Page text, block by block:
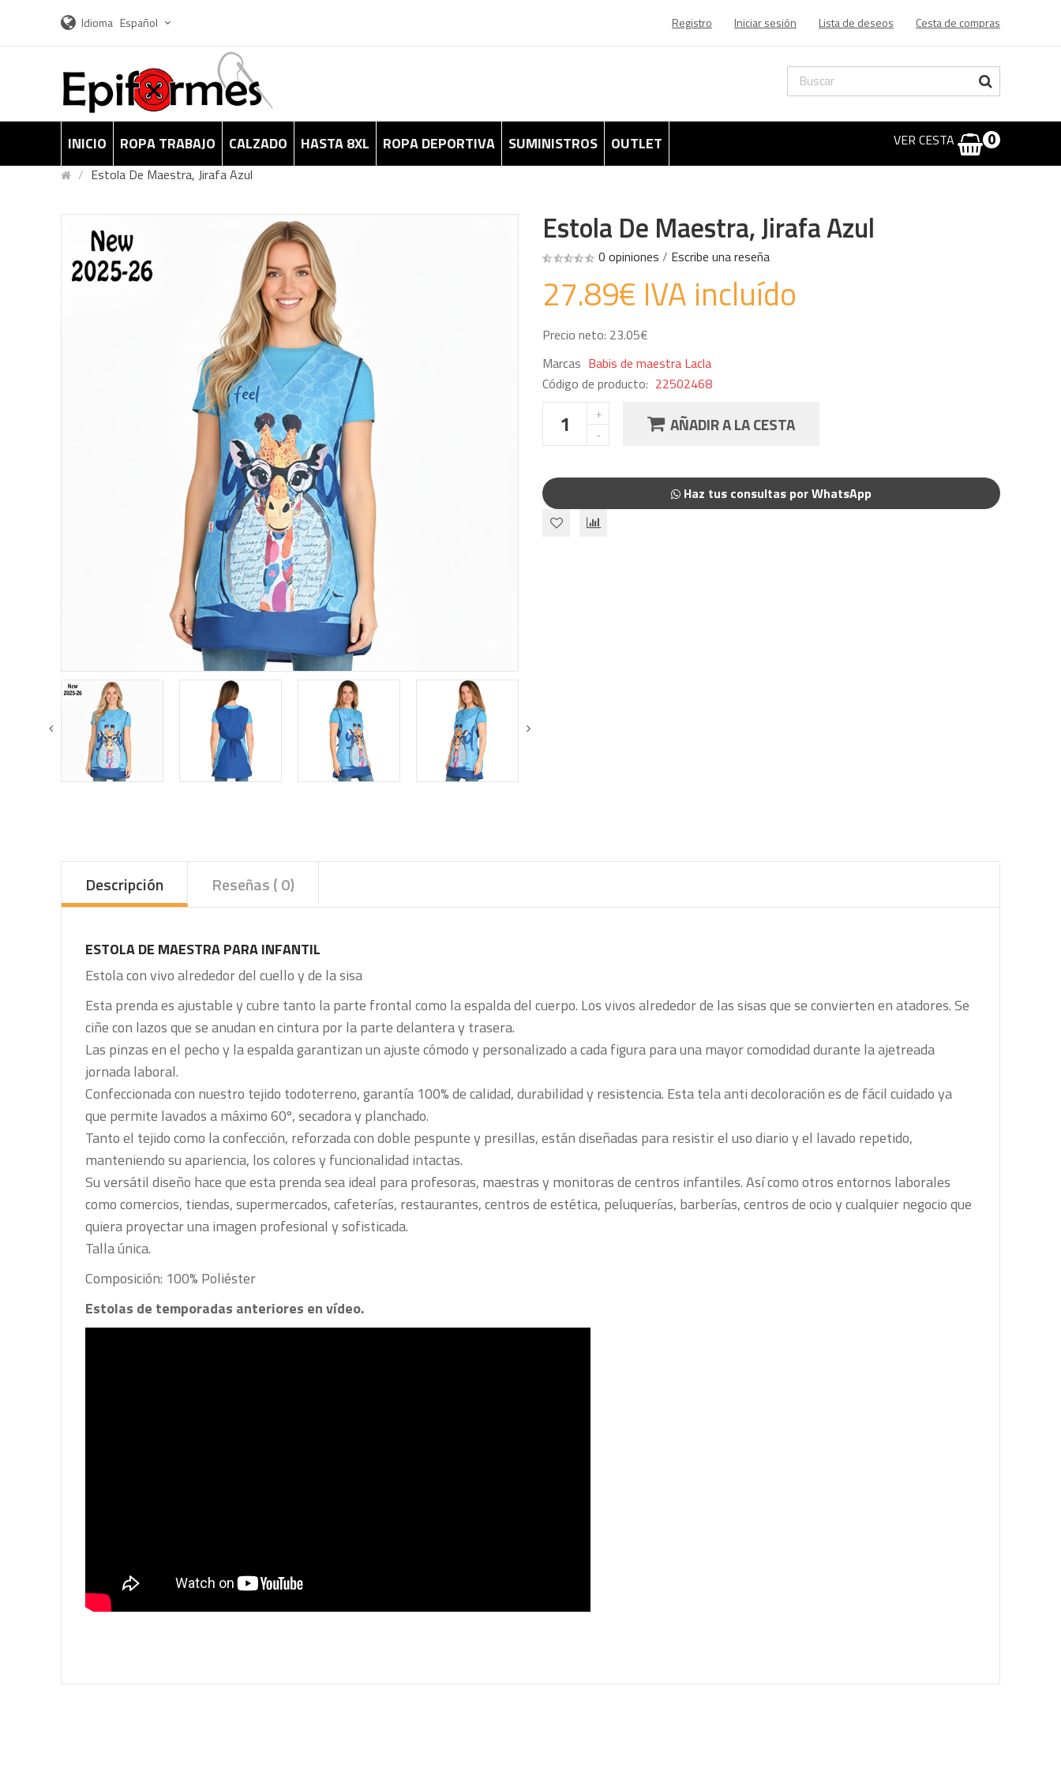
Idioma Español Registro Iniciar sesión Lista de deseos Cesta de compras
INICIO ROPA TRABAJO CALZADO HASTA 8XL ROPA DEPORTIVA SUMINISTROS OUTLET VER CESTA 0
Estola De Maestra, Jirafa Azul
Estola De Maestra, Jirafa Azul
0 opiniones / Escribe una reseña
27.89€ IVA incluído
Precio neto: 23.05€
Marcas Babis de maestra Lacla
Código de producto: 22502468
AÑADIR A LA CESTA
Haz tus consultas por WhatsApp
Descripción Reseñas ( 0)
ESTOLA DE MAESTRA PARA INFANTIL
Estola con vivo alrededor del cuello y de la sisa
Esta prenda es ajustable y cubre tanto la parte frontal como la espalda del cuerpo. Los vivos alrededor de las sisas que se convierten en atadores. Se
ciñe con lazos que se anudan en cintura por la parte delantera y trasera.
Las pinzas en el pecho y la espalda garantizan un ajuste cómodo y personalizado a cada figura para una mayor comodidad durante la ajetreada
jornada laboral.
Confeccionada con nuestro tejido todoterreno, garantía 100% de calidad, durabilidad y resistencia. Esta tela anti decoloración es de fácil cuidado ya
que permite lavados a máximo 60º, secadora y planchado.
Tanto el tejido como la confección, reforzada con doble pespunte y presillas, están diseñadas para resistir el uso diario y el lavado repetido,
manteniendo su apariencia, los colores y funcionalidad intactas.
Su versátil diseño hace que esta prenda sea ideal para profesoras, maestras y monitoras de centros infantiles. Así como otros entornos laborales
como comercios, tiendas, supermercados, cafeterías, restaurantes, centros de estética, peluquerías, barberías, centros de ocio y cualquier negocio que
quiera proyectar una imagen profesional y sofisticada.
Talla única.
Composición: 100% Poliéster
Estolas de temporadas anteriores en vídeo.